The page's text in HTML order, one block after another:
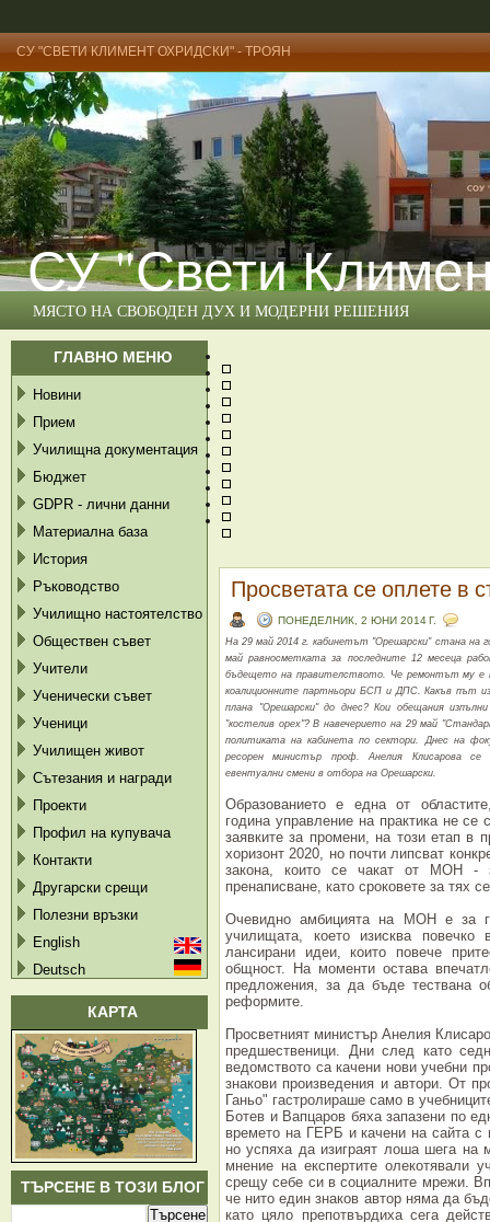
СУ "СВЕТИ КЛИМЕНТ ОХРИДСКИ" - ТРОЯН
СУ "Свети
МЯСТО НА СВОБОДЕН ДУХ И МОДЕРНИ РЕШЕНИЯ
ГЛАВНО МЕНЮ
Новини
Прием
Училищна документация
Бюджет
GDPR - лични данни
Материална база
История
Ръководство
Училищно настоятелство
Обществен съвет
Учители
Ученически съвет
Ученици
Училищен живот
Сътезания и награди
Проекти
Профил на купувача
Контакти
Другарски срещи
Полезни връзки
English
Deutsch
КАРТА
ТЪРСЕНЕ В ТОЗИ БЛОГ
Просветата се оплете в
ПОНЕДЕЛНИК, 2 ЮНИ 2014 Г.
На 29 май 2014 г. кабинетът "Орешарски" стана на
май равносметката за последните 12 месеца
бъдещето на правителството. Че ремонтът му е
коалиционните партньори БСП и ДПС. Какъв път
плана "Орешарски" до днес? Кои обещания
"костелив орех"? В навечерието на 29 май
политиката на кабинета по сектори. Днес на
ресорен министър проф. Анелия Клисарова
евентуални смени в отбора на Орешарски.
Образованието е една от
година управление на практика не
заявките за промени, на този етап в
хоризонт 2020, но почти липсват
закона, които се чакат от МОН -
пренаписване, като сроковете за тях
Очевидно амбицията на МОН е за
училищата, което изисква
лансирани идеи, които повече
общност. На моменти остава
предложения, за да бъде тествана
реформите.
Просветният министър Анелия
предшественици. Дни след като
ведомството са качени нови учебни
знакови произведения и автори. От
Ганьо" гастролираше само в
Ботев и Вапцаров бяха запазени по
времето на ГЕРБ и качени на сайта
но успяха да изиграят лоша шега на
мнение на експертите олекотявали
срещу себе си в социалните мрежи.
че нито един знаков автор няма да
като цяло препотвърдиха сега